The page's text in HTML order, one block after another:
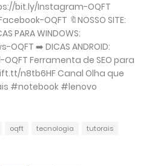
bit.ly/Instagram-OQFT
OQFT 🔖NOSSO SITE:
PARA WINDOWS:
➡️ DICAS ANDROID:
Ferramenta de SEO para
n8tb6HF Canal Olha que
#notebook #lenovo
oqft tecnologia
tutorais